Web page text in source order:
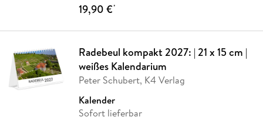
19,90 €*
Radebeul kompakt 2027: | 21 x 15 cm |
weißes Kalendarium
Peter Schubert, K4 Verlag
Kalender
Sofort lieferbar